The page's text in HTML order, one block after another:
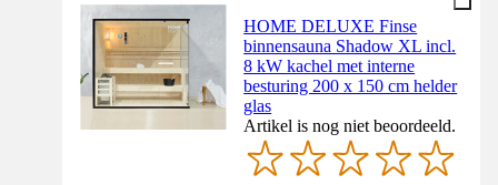
HOME DELUXE Finse
binnensauna Shadow XL incl.
8 kW kachel met interne
besturing 200 x 150 cm helder
glas
Artikel is nog niet beoordeeld.